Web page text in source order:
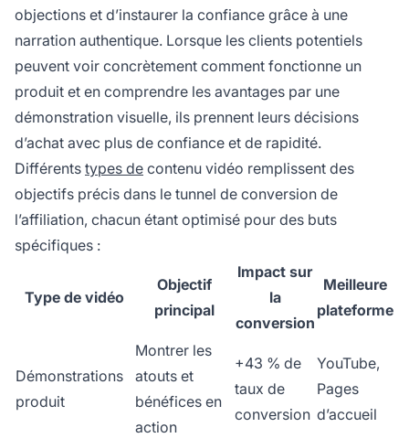
objections et d’instaurer la confiance grâce à une
narration authentique. Lorsque les clients potentiels
peuvent voir concrètement comment fonctionne un
produit et en comprendre les avantages par une
démonstration visuelle, ils prennent leurs décisions
d’achat avec plus de confiance et de rapidité.
Différents types de contenu vidéo remplissent des
objectifs précis dans le tunnel de conversion de
l’affiliation, chacun étant optimisé pour des buts
spécifiques :
Type de vidéo
Objectif
principal
Impact sur
la
conversion
Meilleure
plateforme
Démonstrations
produit
Montrer les
atouts et
bénéfices en
action
+43 % de
taux de
conversion
YouTube,
Pages
d’accueil